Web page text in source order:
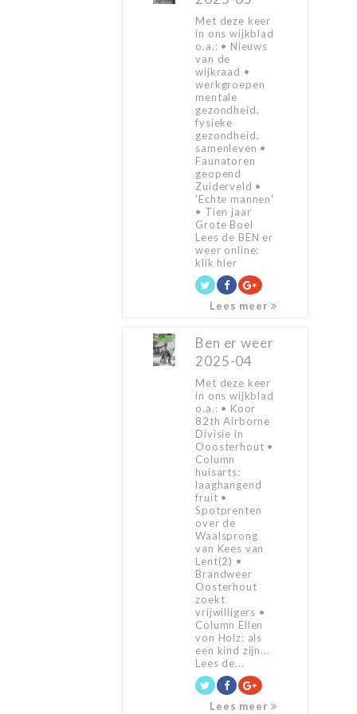
Met deze keer
in ons wijkblad
o.a.: • Nieuws
van de
wijkraad •
werkgroepen
mentale
gezondheid,
fysieke
gezondheid,
samenleven •
Faunatoren
geopend
Zuiderveld •
'Echte mannen'
• Tien jaar
Grote Boel
Lees de BEN er
weer online:
klik hier
Lees meer
Ben er weer
2025-04
Met deze keer
in ons wijkblad
o.a.: • Koor
82th Airborne
Divisie in
Ooosterhout •
Column
huisarts:
laaghangend
fruit •
Spotprenten
over de
Waalsprong
van Kees van
Lent(2) •
Brandweer
Oosterhout
zoekt
vrijwilligers •
Column Ellen
von Holz: als
een kind zijn...
Lees de...
Lees meer